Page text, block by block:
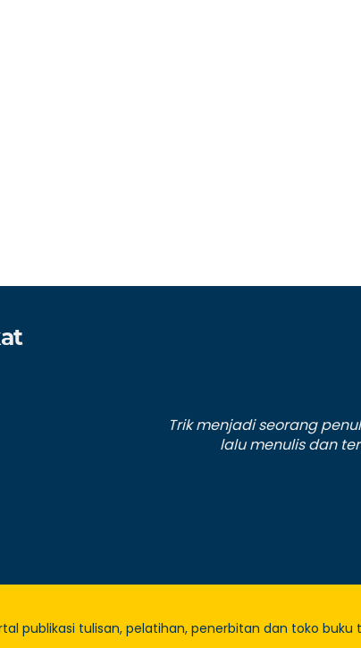
Trik menjadi seorang
lalu menulis dan
publikasi tulisan, pelatihan, penerbitan dan toko